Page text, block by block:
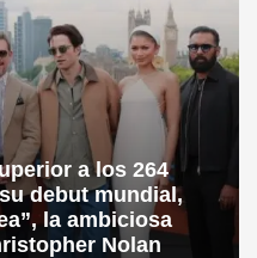
a los 264
debut mundial,
la ambiciosa
Nolan